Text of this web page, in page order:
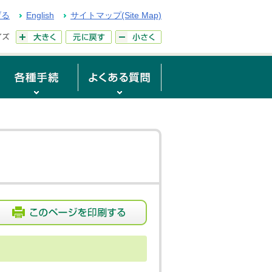
English サイトマップ(Site Map)